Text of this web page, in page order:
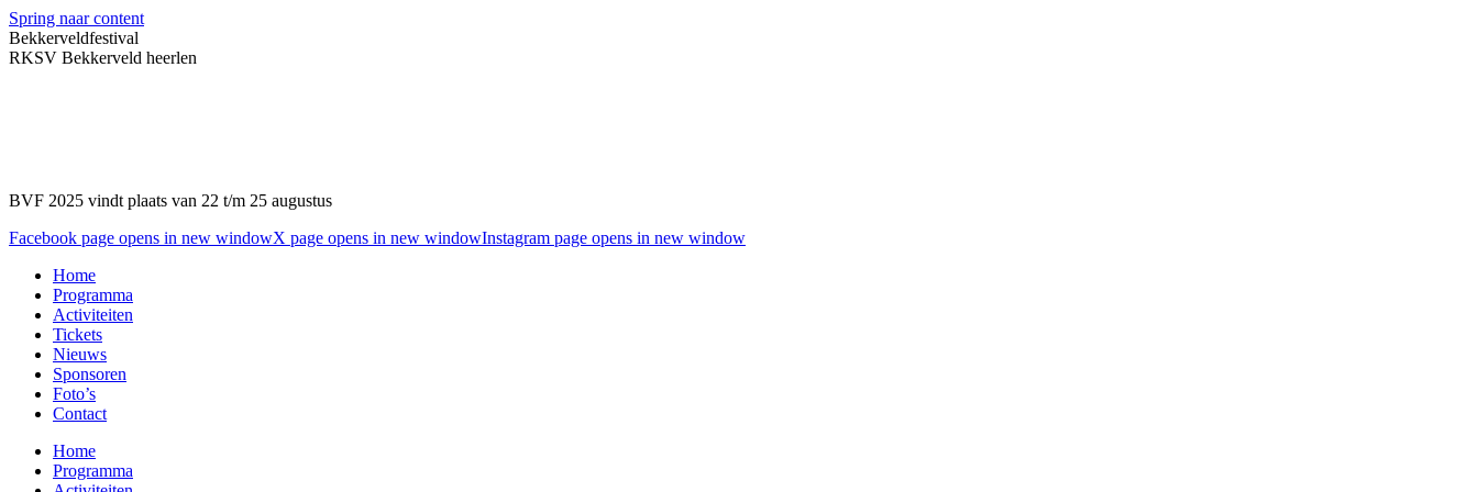
Spring naar content
Bekkerveldfestival
RKSV Bekkerveld heerlen
BVF 2025 vindt plaats van 22 t/m 25 augustus
Facebook page opens in new windowX page opens in new windowInstagram page opens in new window
Home
Programma
Activiteiten
Tickets
Nieuws
Sponsoren
Foto’s
Contact
Home
Programma